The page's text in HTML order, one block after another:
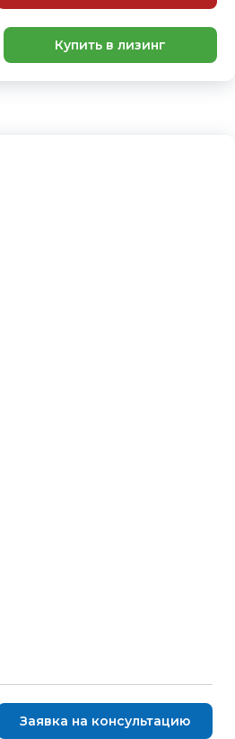
Купить в лизинг
Заявка на консультацию